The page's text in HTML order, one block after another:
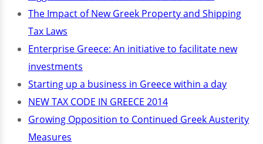
The Impact of New Greek Property and Shipping
Tax Laws
Enterprise Greece: An initiative to facilitate new
investments
Starting up a business in Greece within a day
NEW TAX CODE IN GREECE 2014
Growing Opposition to Continued Greek Austerity
Measures